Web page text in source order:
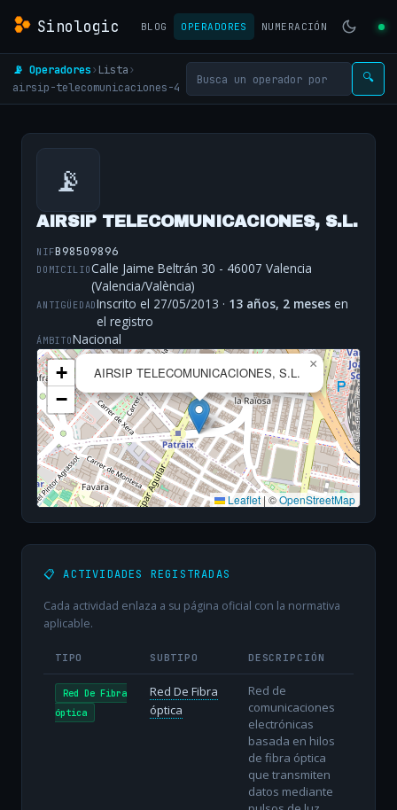
Sinologic BLOG OPERADORES NUMERACIÓN
📡 Operadores› Lista›
airsip-telecomunicaciones-4
🔍
📡
AIRSIP TELECOMUNICACIONES, S.L.
NIFB98509896
DOMICILIOCalle Jaime Beltrán 30 - 46007 Valencia
(Valencia/València)
ANTIGÜEDADInscrito el 27/05/2013 · 13 años, 2 meses en
el registro
ÁMBITONacional
AIRSIP TELECOMUNICACIONES, S.L.
×
+
−
Leaflet | ©OpenStreetMap
📋 ACTIVIDADES REGISTRADAS
Cada actividad enlaza a su página oficial con la normativa
aplicable.
TIPO SUBTIPO DESCRIPCIÓN
Red De Fibra
óptica
Red De Fibra
óptica
Red de
comunicaciones
electrónicas
basada en hilos
de fibra óptica
que transmiten
datos mediante